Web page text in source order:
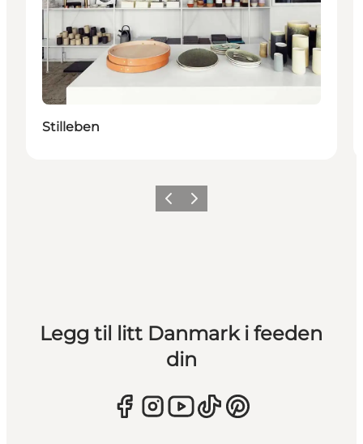
Stilleben
ForrigeNeste
Legg til litt Danmark i feeden
din